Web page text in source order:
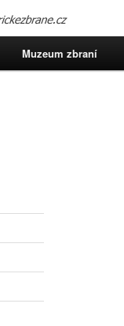
Muzeum zbraní